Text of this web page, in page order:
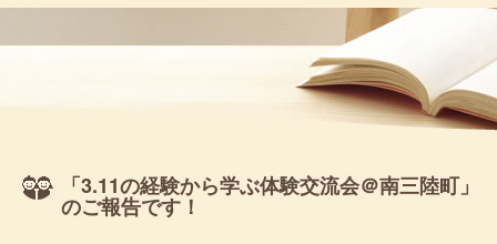
「3.11の経験から学ぶ体験交流会＠南三陸町」
のご報告です！